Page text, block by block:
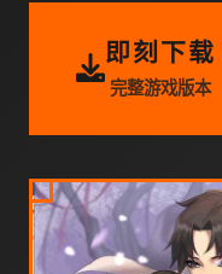
即刻下载
完整游戏版本